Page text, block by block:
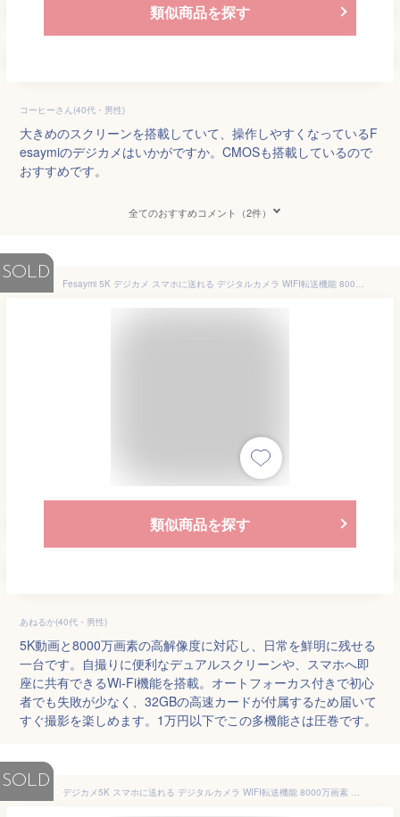
類似商品を探す
コーヒーさん(40代・男性)
大きめのスクリーンを搭載していて、操作しやすくなっているF
esaymiのデジカメはいかがですか。CMOSも搭載しているので
おすすめです。
全てのおすすめコメント（2件）
SOLD
Fesaymi 5K デジカメ スマホに送れる デジタルカメラ WIFI転送機能 8000万画素 デュアルスクリーン 32GB U3 高速 micro SD カードをプレゼントします 18倍デジタルズーム オートフォーカス機能 ウェブ
類似商品を探す
あねるか(40代・男性)
5K動画と8000万画素の高解像度に対応し、日常を鮮明に残せる
一台です。自撮りに便利なデュアルスクリーンや、スマホへ即
座に共有できるWi-Fi機能を搭載。オートフォーカス付きで初心
者でも失敗が少なく、32GBの高速カードが付属するため届いて
すぐ撮影を楽しめます。1万円以下でこの多機能さは圧巻です。
SOLD
デジカメ5K スマホに送れる デジタルカメラ WIFI転送機能 8000万画素 デュアルスクリーン 64GBマイクロSDカード付き 自撮り18Xデジタルズーム前 2.8インチ 後ろ1.5インチIPSスクリーン AFオートフォーカス 充電式YouTubeカメラ 初心者向け ウェブカメラ 子供用 誕生日 VLOG クリスマス 新年 軽量 携帯便利 日本語説明書